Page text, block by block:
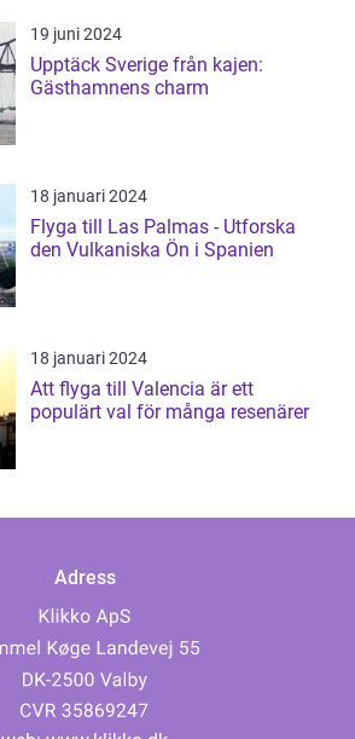
19 juni 2024
Upptäck Sverige från kajen:
Gästhamnens charm
18 januari 2024
Flyga till Las Palmas - Utforska
den Vulkaniska Ön i Spanien
18 januari 2024
Att flyga till Valencia är ett
populärt val för många resenärer
Adress